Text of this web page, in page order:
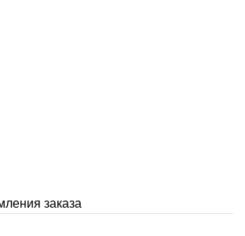
заказа